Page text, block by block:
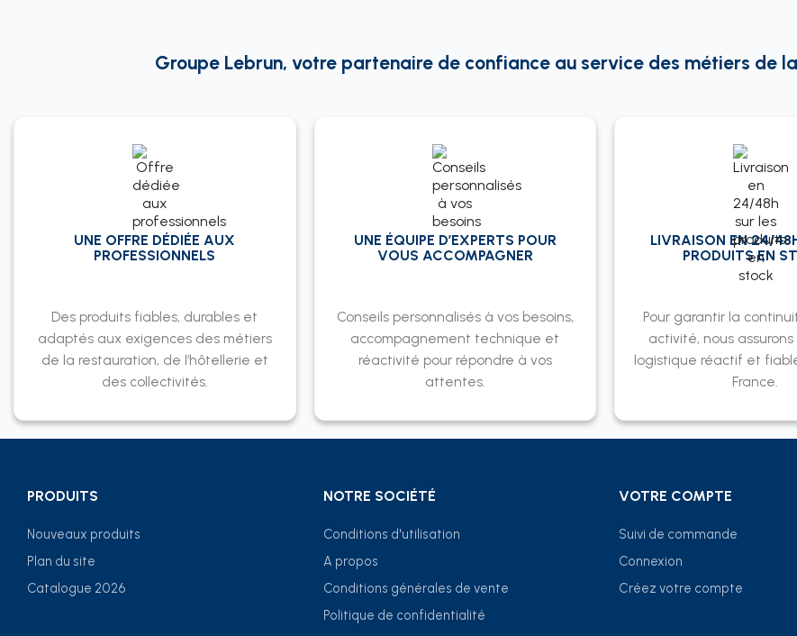
Groupe Lebrun, votre partenaire de confiance au service des métiers de
UNE OFFRE DÉDIÉE AUX
PROFESSIONNELS
Des produits fiables, durables et
adaptés aux exigences des métiers
de la restauration, de l’hôtellerie et
des collectivités.
UNE ÉQUIPE D’EXPERTS POUR
VOUS ACCOMPAGNER
Conseils personnalisés à vos besoins,
accompagnement technique et
réactivité pour répondre à vos
attentes.
LIVRAISON EN 24/
PRODUITS EN
Pour garantir la
activité, nous
logistique réactif et
France.
PRODUITS
Nouveaux produits
Plan du site
Catalogue 2026
NOTRE SOCIÉTÉ
Conditions d'utilisation
A propos
Conditions générales de vente
Politique de confidentialité
VOTRE COMPTE
Suivi de commande
Connexion
Créez votre compte